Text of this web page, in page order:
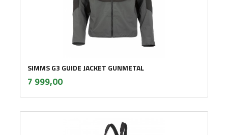
SIMMS G3 GUIDE JACKET GUNMETAL
Pris
7 999,00mva.